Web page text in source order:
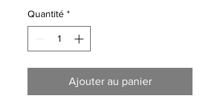
Quantité *
Ajouter au panier